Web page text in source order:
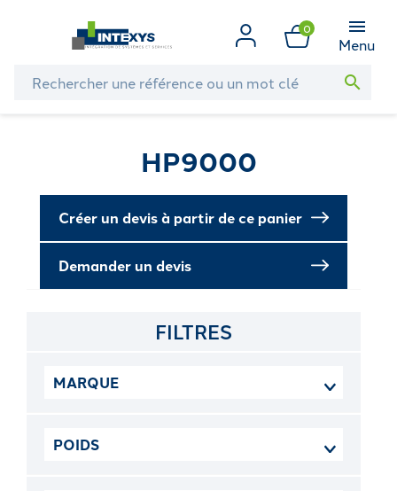
0
Menu
search
HP9000
Créer un devis à partir de ce panier
Demander un devis
FILTRES
MARQUE
POIDS